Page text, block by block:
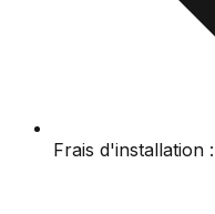
Frais d'installation :